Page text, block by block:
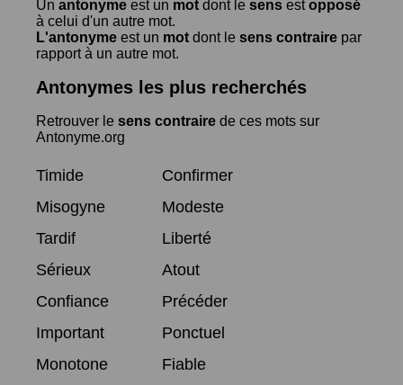
Un antonyme est un mot dont le sens estopposé
à celui d'un autre mot.
L'antonyme est un mot dont le sens contraire par
rapport à un autre mot.
Antonymes les plus recherchés
Retrouver le sens contraire de ces mots sur
Antonyme.org
Timide
Confirmer
Misogyne
Modeste
Tardif
Liberté
Sérieux
Atout
Confiance
Précéder
Important
Ponctuel
Monotone
Fiable